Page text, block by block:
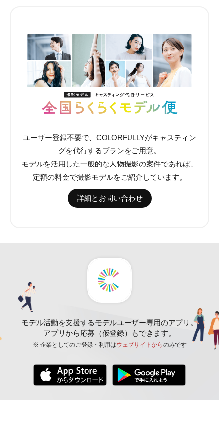
ユーザー登録不要で、COLORFULLYがキャスティン
グを代行するプランをご用意。
モデルを活用した一般的な人物撮影の案件であれば、
定額の料金で撮影モデルをご紹介しています。
詳細とお問い合わせ
モデル活動を支援するモデルユーザー専用のアプリ。
アプリから応募（仮登録）もできます。
※ 企業としてのご登録・利用はウェブサイトからのみです